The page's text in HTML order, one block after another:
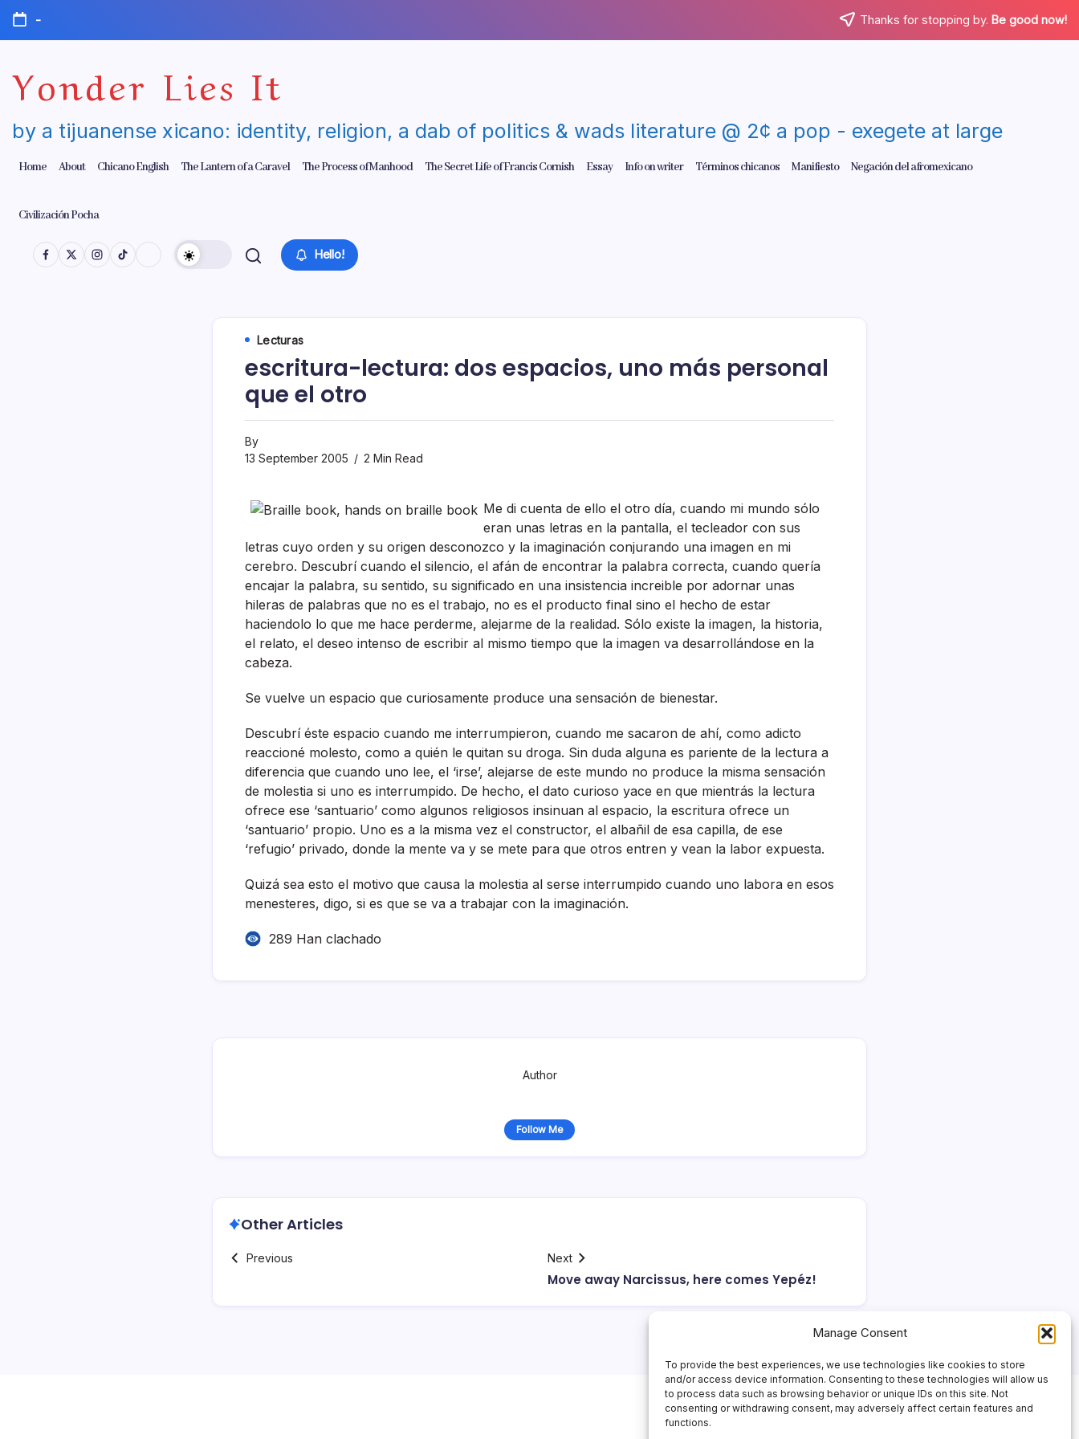
Manage Consent
To provide the best experiences, we use technologies like cookies to store
and/or access device information. Consenting to these technologies will allow us
to process data such as browsing behavior or unique IDs on this site. Not
consenting or withdrawing consent, may adversely affect certain features and
functions.
Skip
content
- Thanks for stopping by. Be good now!
Yonder Lies It
by a tijuanense xicano: identity, religion, a dab of politics & wads literature @ 2¢ a pop - exegete at large
Home About Chicano English The Lantern of a Caravel The Process of Manhood The Secret Life of Francis Cornish Essay Info on writer Términos chicanos Manifiesto Negación del afromexicano
Civilización Pocha
Hello!
Lecturas
escritura-lectura: dos espacios, uno más personal
que el otro
By
13 September 2005
2 Min Read
Me di cuenta de ello el otro dí­a, cuando mi mundo sólo
eran unas letras en la pantalla, el tecleador con sus
letras cuyo orden y su origen desconozco y la imaginación conjurando una imagen en mi
cerebro. Descubrí­ cuando el silencio, el afán de encontrar la palabra correcta, cuando querí­a
encajar la palabra, su sentido, su significado en una insistencia increible por adornar unas
hileras de palabras que no es el trabajo, no es el producto final sino el hecho de estar
haciendolo lo que me hace perderme, alejarme de la realidad. Sólo existe la imagen, la historia,
el relato, el deseo intenso de escribir al mismo tiempo que la imagen va desarrollándose en la
cabeza.
Se vuelve un espacio que curiosamente produce una sensación de bienestar.
Descubrí­ éste espacio cuando me interrumpieron, cuando me sacaron de ahí­, como adicto
reaccioné molesto, como a quién le quitan su droga. Sin duda alguna es pariente de la lectura a
diferencia que cuando uno lee, el ‘irse’, alejarse de este mundo no produce la misma sensación
de molestia si uno es interrumpido. De hecho, el dato curioso yace en que mientrás la lectura
ofrece ese ‘santuario’ como algunos religiosos insinuan al espacio, la escritura ofrece un
‘santuario’ propio. Uno es a la misma vez el constructor, el albañil de esa capilla, de ese
‘refugio’ privado, donde la mente va y se mete para que otros entren y vean la labor expuesta.
Quizá sea esto el motivo que causa la molestia al serse interrumpido cuando uno labora en esos
menesteres, digo, si es que se va a trabajar con la imaginación.
289 Han clachado
Author
Follow Me
Other Articles
Previous Next
Move away Narcissus, here comes Yepéz!